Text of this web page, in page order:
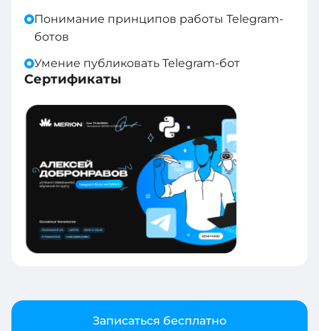
Понимание принципов работы Telegram-
ботов
Умение публиковать Telegram-бот
Сертификаты
Записаться бесплатно